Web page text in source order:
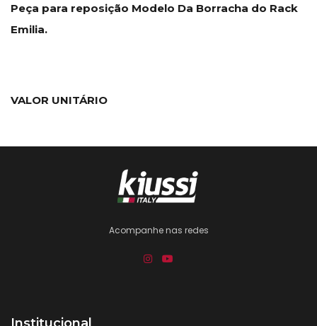
Peça para reposição Modelo Da Borracha do Rack
Emilia.
VALOR UNITÁRIO
Acompanhe nas redes